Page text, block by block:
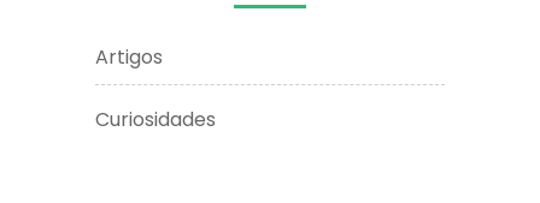
Artigos
Curiosidades